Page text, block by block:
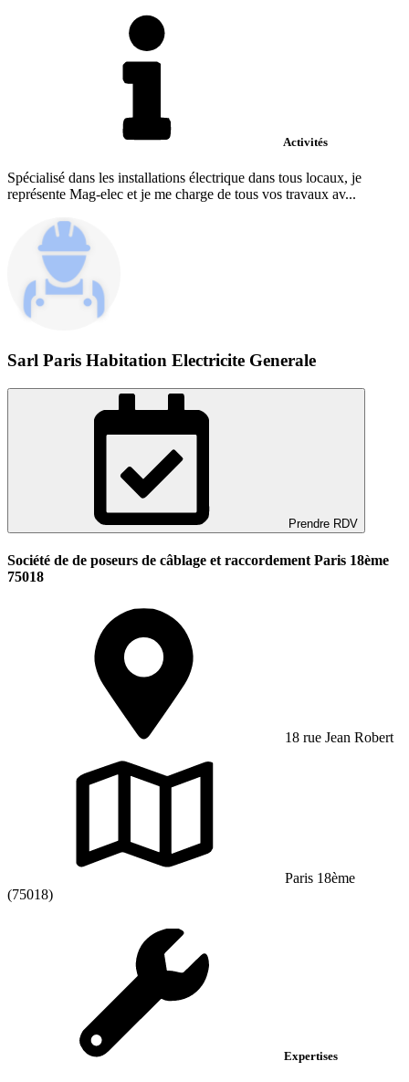
Activités
Spécialisé dans les installations électrique dans tous locaux, je
représente Mag-elec et je me charge de tous vos travaux av...
Sarl Paris Habitation Electricite Generale
Prendre RDV
Société de de poseurs de câblage et raccordement Paris 18ème
75018
18 rue Jean Robert
Paris 18ème
(75018)
Expertises